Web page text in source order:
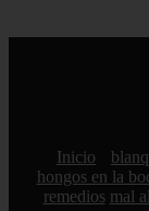
Inicio
hongos en la
remedios mal